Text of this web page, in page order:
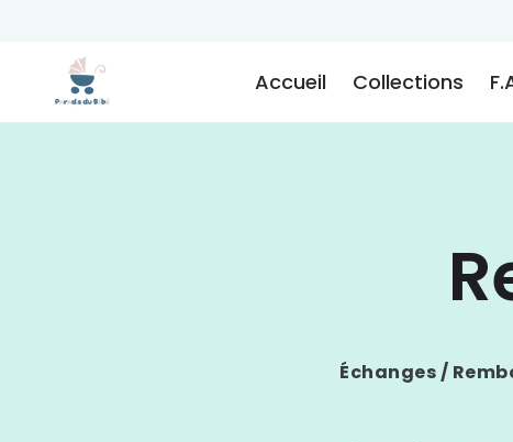
Accueil Collections
Échanges /